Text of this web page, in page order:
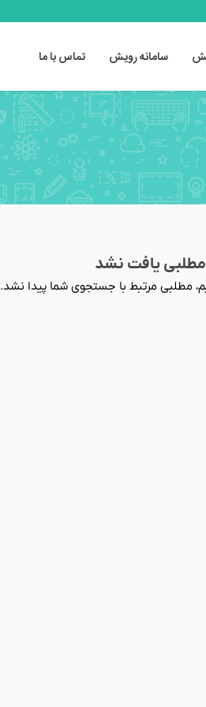
سامانه رویش تماس با ما
یافت نشد
مطلبی مرتبط با جستجوی شما پیدا نشد.